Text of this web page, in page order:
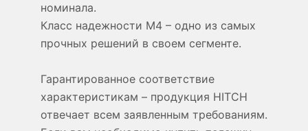
номинала.
Класс надежности М4 – одно из самых
прочных решений в своем сегменте.
Гарантированное соответствие
характеристикам – продукция HITCH
отвечает всем заявленным требованиям.